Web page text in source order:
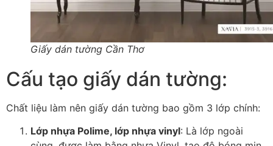
Giấy dán tường Cần Thơ
Cấu tạo giấy dán tường:
Chất liệu làm nên giấy dán tường bao gồm 3 lớp chính:
Lớp nhựa Polime, lớp nhựa vinyl: Là lớp ngoài